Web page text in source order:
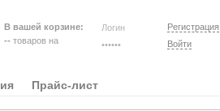
В вашей корзине:
-- товаров на
Регистрация
Войти
Прайс-лист